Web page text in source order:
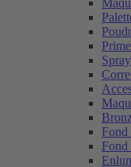
Fond
Fond